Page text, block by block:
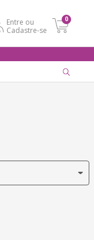
Entre ou
Cadastre-se
0